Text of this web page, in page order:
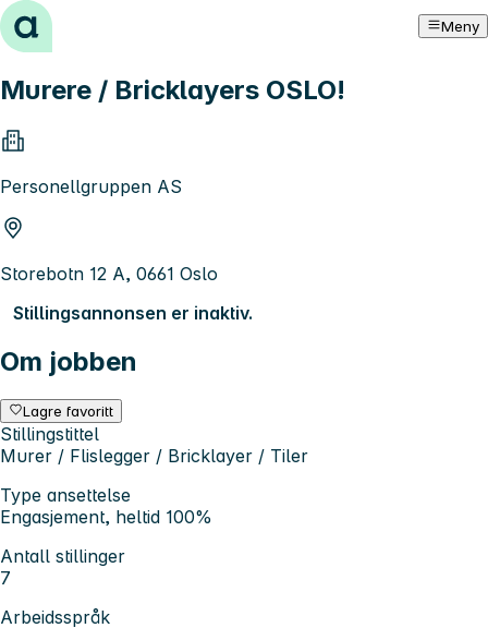
Hopp til innhold Meny
Murere / Bricklayers OSLO!
Personellgruppen AS
Storebotn 12 A, 0661 Oslo
Stillingsannonsen er inaktiv.
Om jobben
Lagre favoritt
Stillingstittel
Murer / Flislegger / Bricklayer / Tiler
Type ansettelse
Engasjement, heltid 100%
Antall stillinger
7
Arbeidsspråk